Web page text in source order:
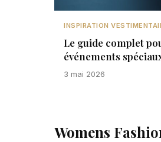
INSPIRATION
Le guide complet
événements
3 mai 2026
Womens